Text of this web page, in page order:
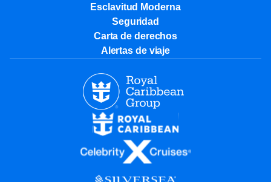
Esclavitud Moderna
Seguridad
Carta de derechos
Alertas de viaje